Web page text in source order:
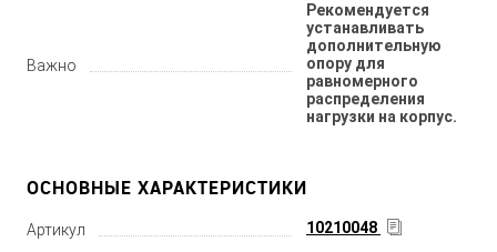
Важно
Рекомендуется
устанавливать
дополнительную
опору для
равномерного
распределения
нагрузки на корпус.
ОСНОВНЫЕ ХАРАКТЕРИСТИКИ
Артикул 10210048